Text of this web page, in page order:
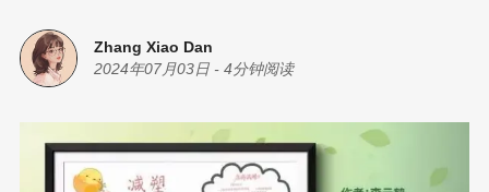
Zhang Xiao Dan
2024年07月03日 - 4分钟阅读